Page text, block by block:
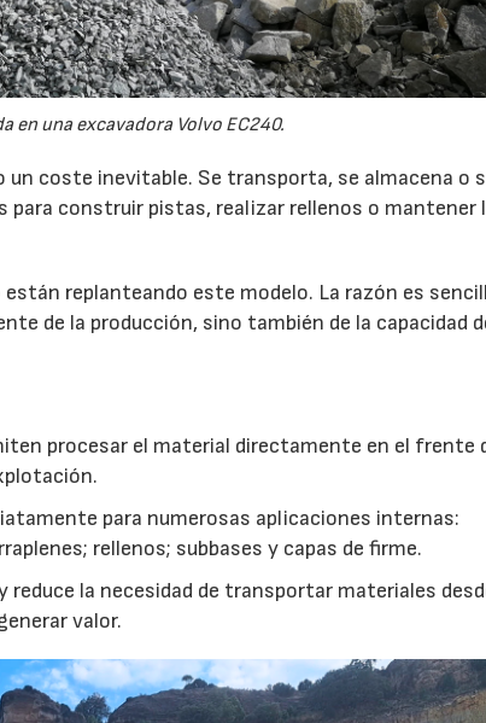
en una excavadora Volvo EC240.
coste inevitable. Se transporta, se almacena o
construir pistas, realizar rellenos o mantener
replanteando este modelo. La razón es
de la producción, sino también de la capacidad
procesar el material directamente en el frente
para numerosas aplicaciones internas:
rellenos; subbases y capas de firme.
la necesidad de transportar materiales
valor.